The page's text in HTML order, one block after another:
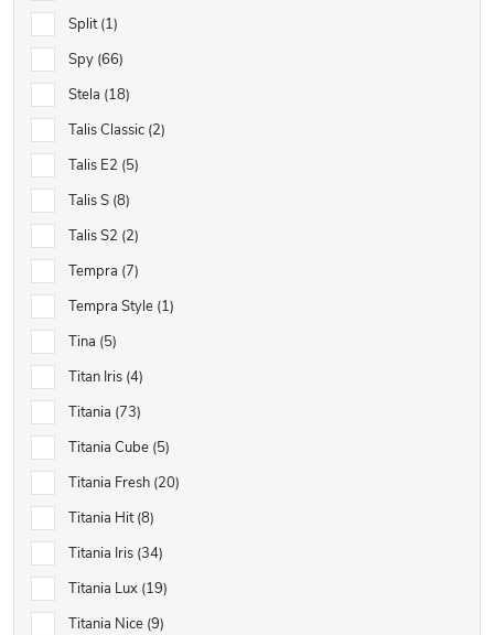
Split 1
Spy 66
Stela 18
Talis Classic 2
Talis E2 5
Talis S 8
Talis S2 2
Tempra 7
Tempra Style 1
Tina 5
Titan Iris 4
Titania 73
Titania Cube 5
Titania Fresh 20
Titania Hit 8
Titania Iris 34
Titania Lux 19
Titania Nice 9